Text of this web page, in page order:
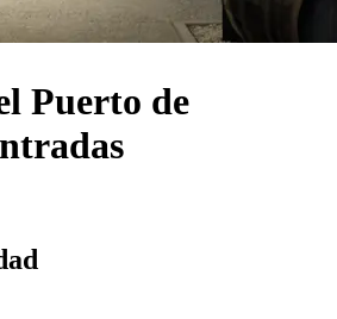
Puerto de